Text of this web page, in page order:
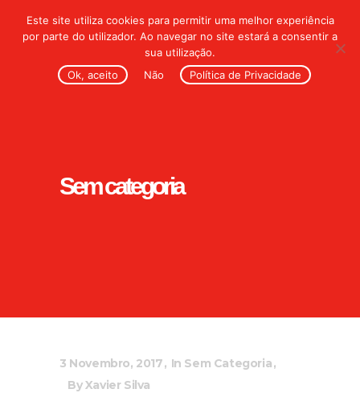
Sem categoria
3 Novembro, 2017 In Sem Categoria
ByXavier Silva
Este site utiliza cookies para permitir uma melhor experiência
por parte do utilizador. Ao navegar no site estará a consentir a
sua utilização.
Ok, aceito
Não Política de Privacidade